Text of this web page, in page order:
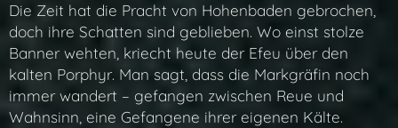
Die Zeit hat die Pracht von Hohenbaden gebrochen,
doch ihre Schatten sind geblieben. Wo einst stolze
Banner wehten, kriecht heute der Efeu über den
kalten Porphyr. Man sagt, dass die Markgräfin noch
immer wandert – gefangen zwischen Reue und
Wahnsinn, eine Gefangene ihrer eigenen Kälte.